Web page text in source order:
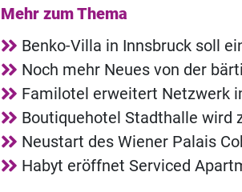
Mehr zum Thema
Benko-Villa in Innsbruck soll
Noch mehr Neues von der
Familotel erweitert Netzwerk
Boutiquehotel Stadthalle wird
Neustart des Wiener Palais
Habyt eröffnet Serviced